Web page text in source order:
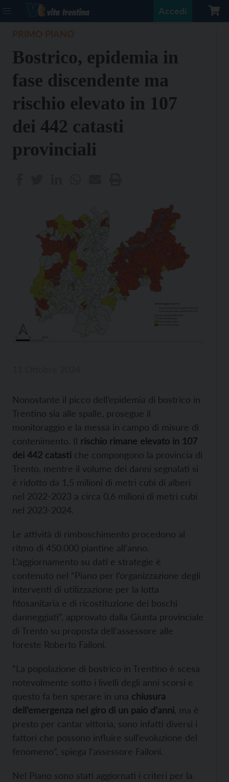
Accedi
Bostrico, epidemia in
fase discendente ma
rischio elevato in 107
dei 442 catasti
provinciali
Nonostante il picco dell’epidemia di bostrico in
Trentino sia alle spalle, prosegue il
monitoraggio e la messa in campo di misure di
contenimento. Il rischio rimane elevato in 107
dei 442 catasti che compongono la provincia di
Trento, mentre il volume dei danni segnalati si
è ridotto da 1,5 milioni di metri cubi di alberi
nel 2022-2023 a circa 0,6 milioni di metri cubi
nel 2023-2024.
Le attività di rimboschimento procedono al
ritmo di 450.000 piantine all’anno.
L’aggiornamento su dati e strategie è
contenuto nel “Piano per l’organizzazione degli
interventi di utilizzazione per la lotta
fitosanitaria e di ricostituzione dei boschi
danneggiati”, approvato dalla Giunta provinciale
di Trento su proposta dell’assessore alle
foreste Roberto Failoni.
“La popolazione di bostrico in Trentino è scesa
notevolmente sotto i livelli degli anni scorsi e
questo fa ben sperare in una chiusura
dell’emergenza nel giro di un paio d’anni , ma è
presto per cantar vittoria, sono infatti diversi i
fattori che possono influire sull’evoluzione del
fenomeno”, spiega l’assessore Failoni.
Nel Piano sono stati aggiornati i criteri per la